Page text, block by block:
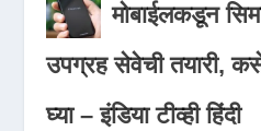
मोबाईलकडून
उपग्रह सेवेची तयारी,
घ्या – इंडिया टीव्ही हिंदी